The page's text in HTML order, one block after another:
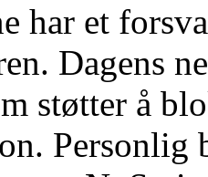
har et
Dagens
støtter å
Personlig